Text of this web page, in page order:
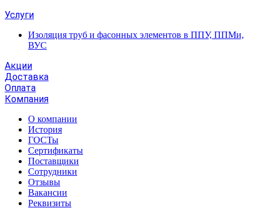
Услуги
Изоляция труб и фасонных элементов в ППУ, ППМи,
ВУС
Акции
Доставка
Оплата
Компания
О компании
История
ГОСТы
Сертификаты
Поставщики
Сотрудники
Отзывы
Вакансии
Реквизиты